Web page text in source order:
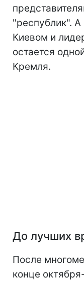
"республик".
Киевом и
остается
Кремля.
До лучших
После
конце